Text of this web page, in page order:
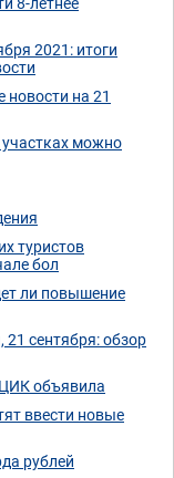
2021: итоги
новости на 21
можно
туристов
бол
ли повышение
21 сентября: обзор
объявила
ввести новые
рублей